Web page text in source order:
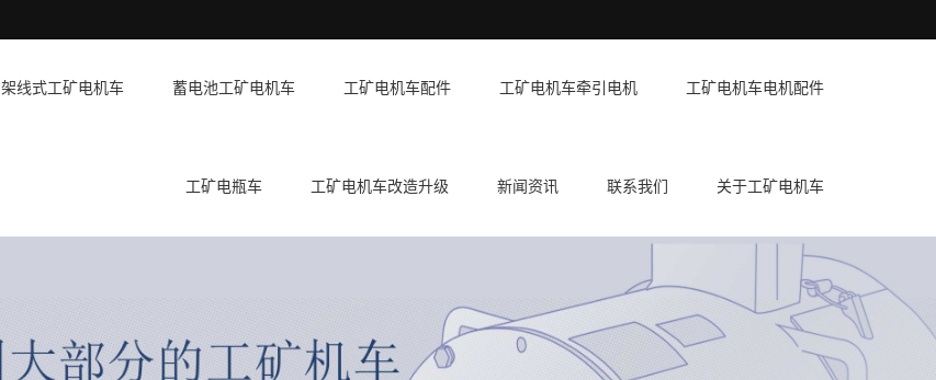
架线式工矿电机车 蓄电池工矿电机车 工矿电机车配件 工矿电机车牵引电机 工矿电机车电机配件
工矿电瓶车 工矿电机车改造升级 新闻资讯 联系我们 关于工矿电机车